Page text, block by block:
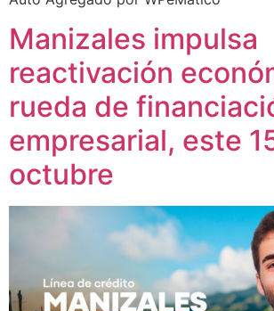
Manizales impulsa
reactivación
rueda de
empresarial, este
octubre